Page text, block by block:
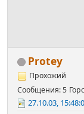
Protey
Прохожий
Сообщения: 5
27.10.03,